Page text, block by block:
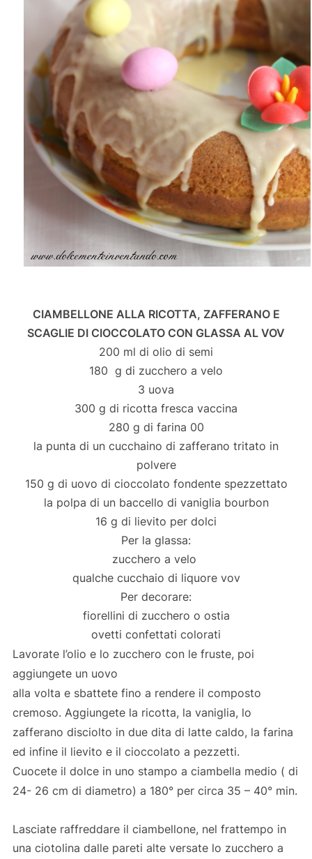
CIAMBELLONE ALLA RICOTTA, ZAFFERANO E
SCAGLIE DI CIOCCOLATO CON GLASSA AL VOV
200 ml di olio di semi
180 g di zucchero a velo
3 uova
300 g di ricotta fresca vaccina
280 g di farina 00
la punta di un cucchaino di zafferano tritato in
polvere
150 g di uovo di cioccolato fondente spezzettato
la polpa di un baccello di vaniglia bourbon
16 g di lievito per dolci
Per la glassa:
zucchero a velo
qualche cucchaio di liquore vov
Per decorare:
fiorellini di zucchero o ostia
ovetti confettati colorati
Lavorate l’olio e lo zucchero con le fruste, poi
aggiungete un uovo
alla volta e sbattete fino a rendere il composto
cremoso. Aggiungete la ricotta, la vaniglia, lo
zafferano disciolto in due dita di latte caldo, la farina
ed infine il lievito e il cioccolato a pezzetti.
Cuocete il dolce in uno stampo a ciambella medio ( di
24- 26 cm di diametro) a 180° per circa 35 – 40° min.
Lasciate raffreddare il ciambellone, nel frattempo in
una ciotolina dalle pareti alte versate lo zucchero a